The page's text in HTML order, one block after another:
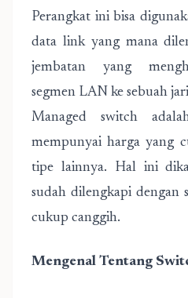
Perangkat ini bisa
data link yang mana
jembatan yang
segmen LAN ke sebuah
Managed switch
mempunyai harga yang
tipe lainnya. Hal ini
sudah dilengkapi dengan
cukup canggih.
Mengenal Tentang